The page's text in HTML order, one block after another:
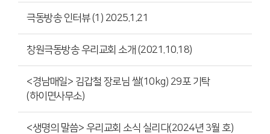
극동방송 인터뷰 (1) 2025.1.21
창원극동방송 우리교회 소개 (2021.10.18)
<경남매일> 김갑철 장로님 쌀(10kg) 29포 기탁
(하이면사무소)
<생명의 말씀> 우리교회 소식 실리다(2024년 3월 호)